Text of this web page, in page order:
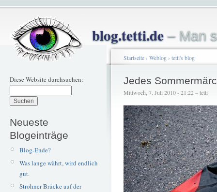
blog.tetti.de– Man
Diese Website durchsuchen:
Neueste
Blogeinträge
Blog-Ende?
Was lange währt, wird endlich
gut.
Strohner Brücke auf der
Startseite› Weblog› tetti's blog
Jedes
Mittwoch, 7. Juli 2010 - 21:22 – tetti